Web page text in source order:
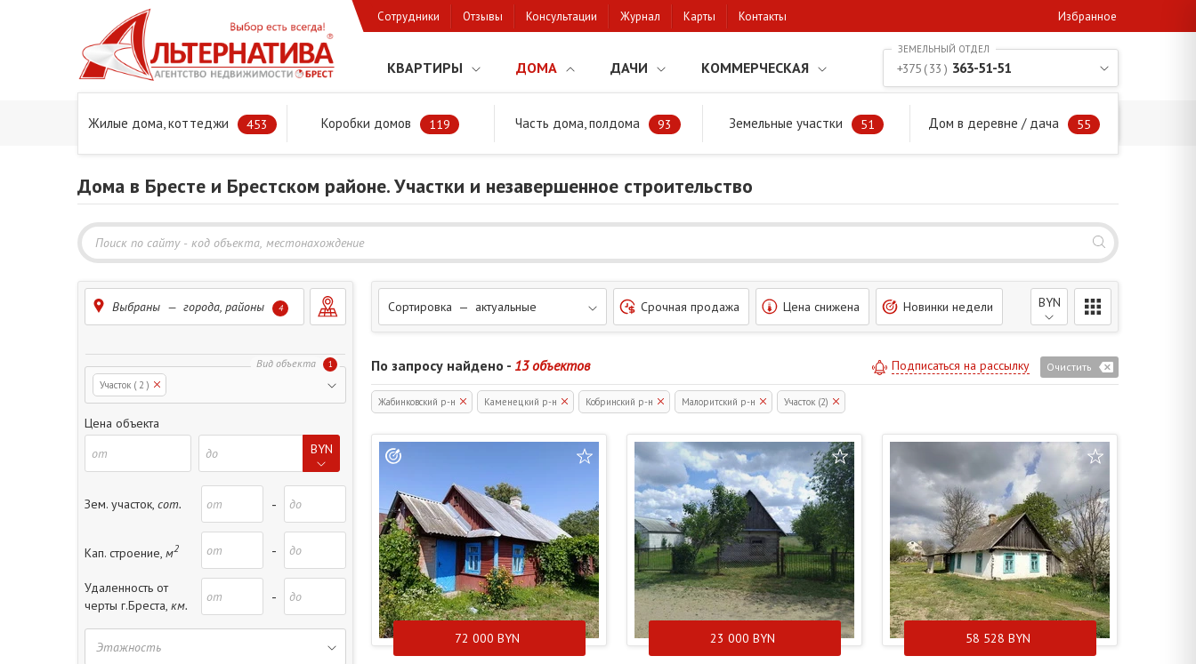
Сотрудники Отзывы Консультации Журнал Карты Контакты Избранное
КВАРТИРЫ ДОМА ДАЧИ КОММЕРЧЕСКАЯ
Жилые дома, коттеджи 453 Коробки домов 119 Часть дома, полдома 93 Земельные участки 51 Дом в деревне / дача 55
+375 ( 33 ) 363-51-51
Главная Предложения Дома в Бресте и Брестском районе
Дома в Бресте и Брестском районе. Участки и незавершенное строительство
Выбраны — города, районы 4
Участок ( 2 )
1
Цена объекта
BYN
Зем. участок, сот. -
Кап. строение, м2 -
Удаленность от
черты г.Бреста, км. -
Сортировка — актуальные Срочная продажа Цена снижена Новинки недели BYN
По запросу найдено - 13 объектов Очистить
Подписаться на рассылку
Жабинковский р-н Каменецкий р-н Кобринский р-н Малоритский р-н Участок (2)
72 000 BYN 23 000 BYN 58 528 BYN